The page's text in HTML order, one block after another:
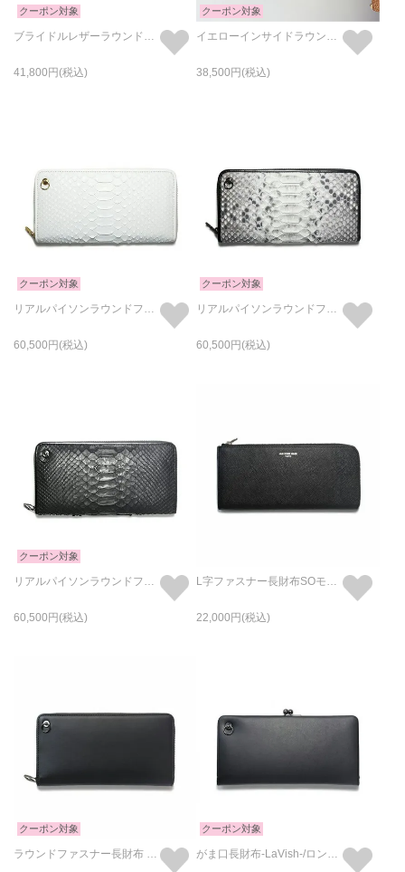
クーポン対象
ブライドルレザーラウンドファスナー長財布/ロングウォレット
41,800
クーポン対象
イエローインサイドラウンドファスナー長財布/ロングウォレット
38,500
クーポン対象
リアルパイソンラウンドファスナー長財布-ホワイト/ロングウォレット
60,500
クーポン対象
リアルパイソンラウンドファスナー長財布-ナチュラル/ロングウォレット
60,500
クーポン対象
リアルパイソンラウンドファスナー長財布-ブラック/ロングウォレット
60,500
L字ファスナー長財布SOモデルロングウォレット/長財布
22,000
クーポン対象
ラウンドファスナー長財布 / ロングウォレット
クーポン対象
がま口長財布-LaVish-/ロングウォレット